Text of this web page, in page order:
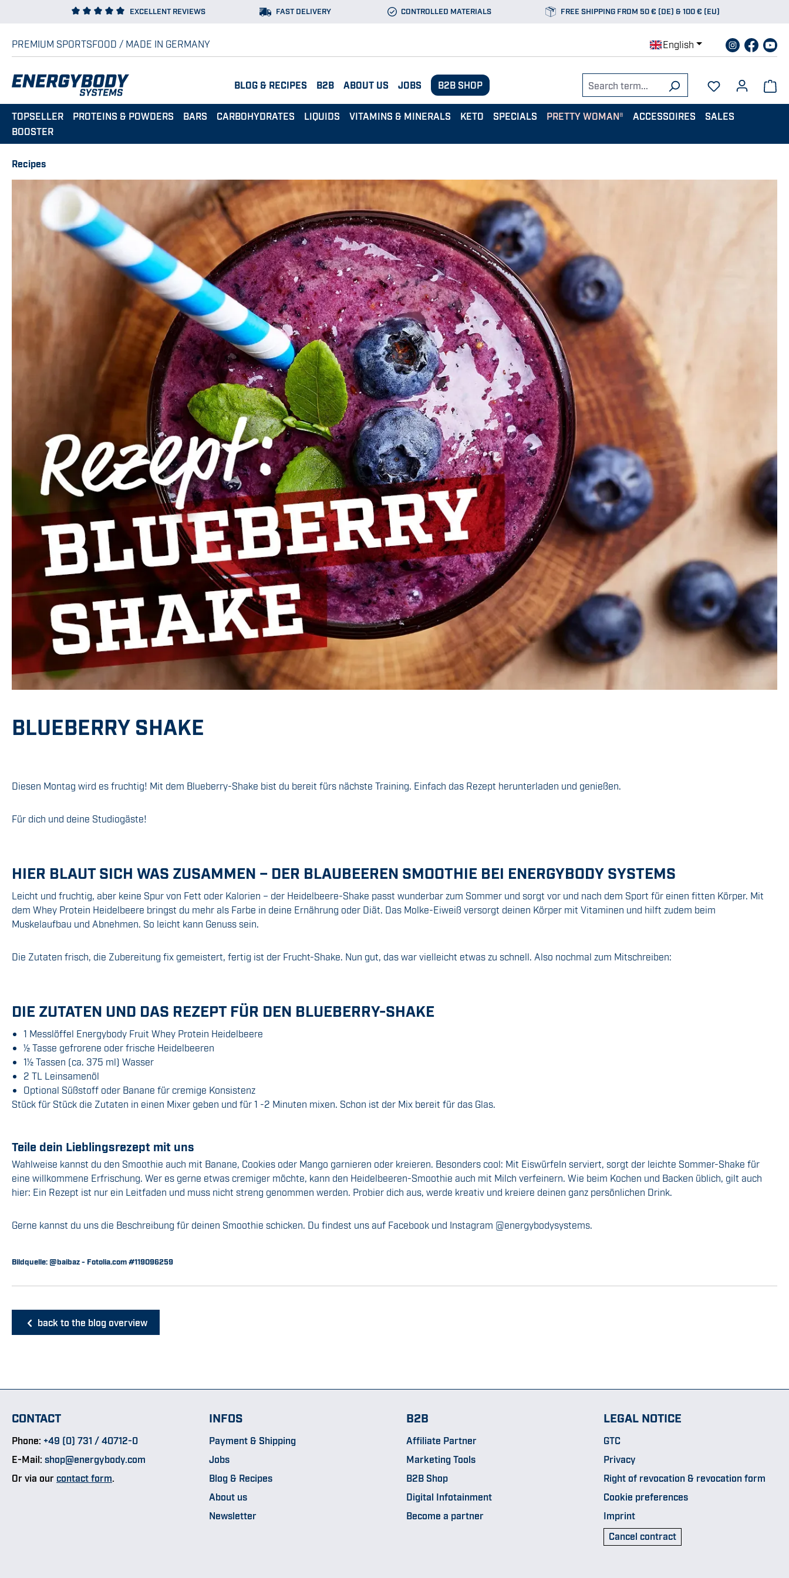
to main content
Skip to main navigation EXCELLENT REVIEWS FAST DELIVERY CONTROLLED MATERIALS FREE SHIPPING FROM 50 € (DE) & 100 € (EU)
PREMIUM SPORTSFOOD / MADE IN GERMANY English
BLOG & RECIPES B2B ABOUT US JOBS B2B SHOP
TOPSELLER PROTEINS & POWDERS BARS CARBOHYDRATES LIQUIDS VITAMINS & MINERALS KETO SPECIALS PRETTY WOMAN® ACCESSOIRES
SALES
BOOSTER
Recipes
BLUEBERRY SHAKE
Diesen Montag wird es fruchtig! Mit dem Blueberry-Shake bist du bereit fürs nächste Training. Einfach das Rezept herunterladen und genießen.
Für dich und deine Studiogäste!
HIER BLAUT SICH WAS ZUSAMMEN – DER BLAUBEEREN SMOOTHIE BEI ENERGYBODY SYSTEMS
Leicht und fruchtig, aber keine Spur von Fett oder Kalorien – der Heidelbeere-Shake passt wunderbar zum Sommer und sorgt vor und nach dem Sport für einen fitten Körper. Mit
dem Whey Protein Heidelbeere bringst du mehr als Farbe in deine Ernährung oder Diät. Das Molke-Eiweiß versorgt deinen Körper mit Vitaminen und hilft zudem beim
Muskelaufbau und Abnehmen. So leicht kann Genuss sein.
Die Zutaten frisch, die Zubereitung fix gemeistert, fertig ist der Frucht-Shake. Nun gut, das war vielleicht etwas zu schnell. Also nochmal zum Mitschreiben:
DIE ZUTATEN UND DAS REZEPT FÜR DEN BLUEBERRY-SHAKE
1 Messlöffel Energybody Fruit Whey Protein Heidelbeere
½ Tasse gefrorene oder frische Heidelbeeren
1½ Tassen (ca. 375 ml) Wasser
2 TL Leinsamenöl
Optional Süßstoff oder Banane für cremige Konsistenz
Stück für Stück die Zutaten in einen Mixer geben und für 1 -2 Minuten mixen. Schon ist der Mix bereit für das Glas.
Teile dein Lieblingsrezept mit uns
Wahlweise kannst du den Smoothie auch mit Banane, Cookies oder Mango garnieren oder kreieren. Besonders cool: Mit Eiswürfeln serviert, sorgt der leichte Sommer-Shake für
eine willkommene Erfrischung. Wer es gerne etwas cremiger möchte, kann den Heidelbeeren-Smoothie auch mit Milch verfeinern. Wie beim Kochen und Backen üblich, gilt auch
hier: Ein Rezept ist nur ein Leitfaden und muss nicht streng genommen werden. Probier dich aus, werde kreativ und kreiere deinen ganz persönlichen Drink.
Gerne kannst du uns die Beschreibung für deinen Smoothie schicken. Du findest uns auf Facebook und Instagram @energybodysystems.
Bildquelle: @baibaz - Fotolia.com #119096259
back to the blog overview
CONTACT
Phone: +49 (0) 731 / 40712-0
E-Mail: shop@energybody.com
Or via our contact form.
INFOS
Payment & Shipping
Jobs
Blog & Recipes
About us
Newsletter
B2B
Affiliate Partner
Marketing Tools
B2B Shop
Digital Infotainment
Become a partner
LEGAL NOTICE
GTC
Privacy
Right of revocation & revocation form
Cookie preferences
Imprint
Cancel contract